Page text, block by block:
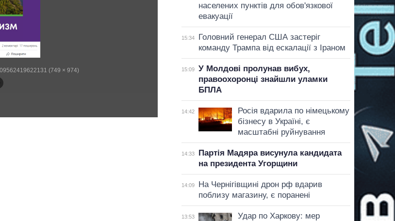
(749 × 974)
населених пунктів для обов'язкової
евакуації
15:34
Головний генерал США застеріг
команду Трампа від ескалації з Іраном
15:09
У Молдові пролунав вибух,
правоохоронці знайшли уламки
БПЛА
14:42
Росія вдарила по німецькому
бізнесу в Україні, є
масштабні руйнування
14:33
Партія Мадяра висунула кандидата
на президента Угорщини
14:09
На Чернігівщині дрон рф вдарив
поблизу магазину, є поранені
13:53
Удар по Харкову: мер